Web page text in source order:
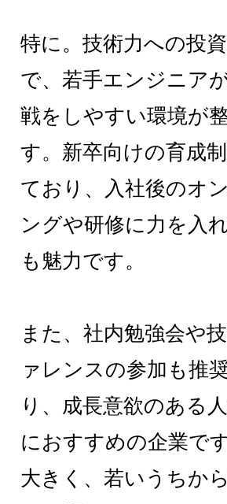
特に。技術力への投
で、若手エンジニア
戦をしやすい環境が
す。新卒向けの育成
ており、入社後のオ
ングや研修に力を入
も魅力です。
また、社内勉強会や
ァレンスの参加も推
り、成長意欲のある
におすすめの企業で
大きく、若いうちか